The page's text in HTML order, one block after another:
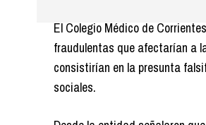
El Colegio Médico de
fraudulentas que afectarían a
consistirían en la presunta
sociales.